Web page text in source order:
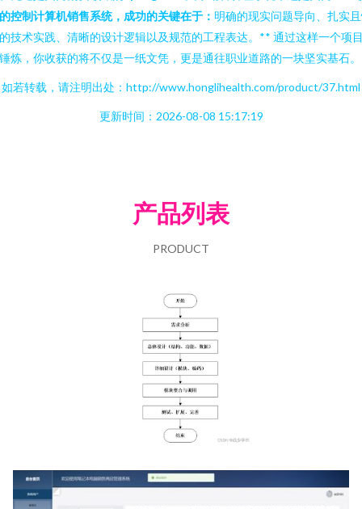
控制计算机销售系统，成功的关键在于： 明确的现实问题导向、扎实
技术实践、清晰的设计逻辑以及规范的工程表达。** 通过这样一个项
炼，你收获的将不仅是一纸文凭，更是通往职业道路的一块坚实基石。
如若转载，请注明出处：http://www.honglihealth.com/product/37.html
更新时间：2026-08-08 15:17:19
产品列表
PRODUCT